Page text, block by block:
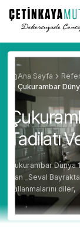
Ana Sayfa
Çukurambar
Tadilatı
Çukurambar
Can _Seval
kullanmalarını diler,